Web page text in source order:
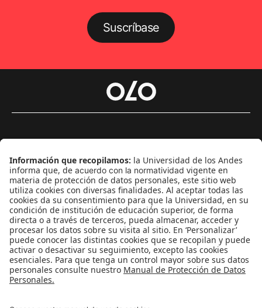
Suscríbase
Política
Cultura
Medio ambiente
Medios y periodismo
Ciudad
Movilización social
¿Quiénes somos?